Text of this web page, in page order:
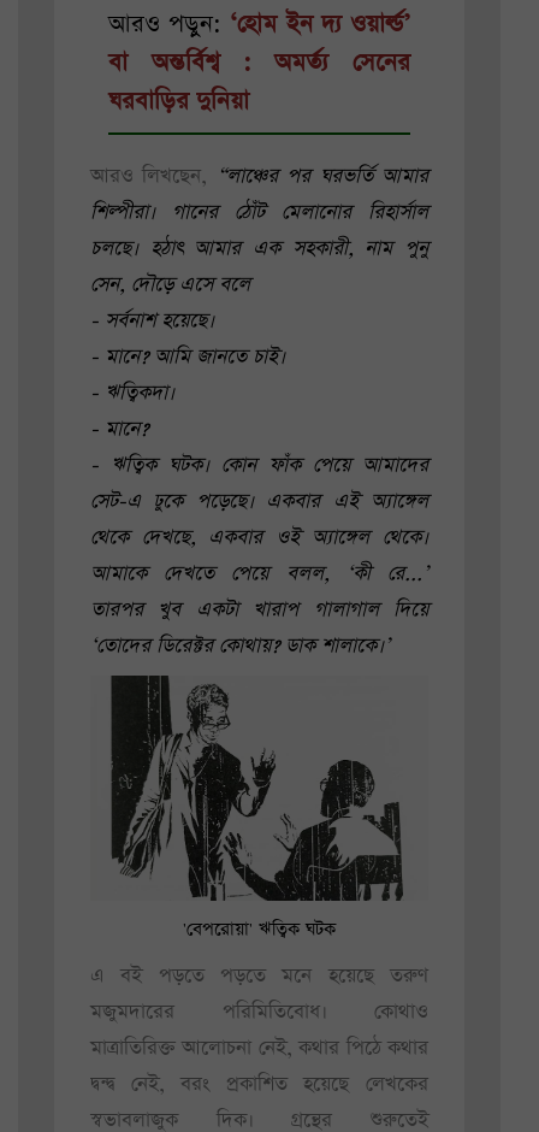
আরও পড়ুন: ‘হোম ইন দ্য ওয়ার্ল্ড’
বা অন্তর্বিশ্ব : অমর্ত্য সেনের
ঘরবাড়ির দুনিয়া
আরও লিখছেন, “লাঞ্চের পর ঘরভর্তি আমার
শিল্পীরা। গানের ঠোঁট মেলানোর রিহার্সাল
চলছে। হঠাৎ আমার এক সহকারী, নাম পুনু
সেন, দৌড়ে এসে বলে
- সর্বনাশ হয়েছে।
- মানে? আমি জানতে চাই।
- ঋত্বিকদা।
- মানে?
- ঋত্বিক ঘটক। কোন ফাঁক পেয়ে আমাদের
সেট-এ ঢুকে পড়েছে। একবার এই অ্যাঙ্গেল
থেকে দেখছে, একবার ওই অ্যাঙ্গেল থেকে।
আমাকে দেখতে পেয়ে বলল, ‘কী রে...’
তারপর খুব একটা খারাপ গালাগাল দিয়ে
‘তোদের ডিরেক্টর কোথায়? ডাক শালাকে।’
'বেপরোয়া' ঋত্বিক ঘটক
এ বই পড়তে পড়তে মনে হয়েছে তরুণ
মজুমদারের পরিমিতিবোধ। কোথাও
মাত্রাতিরিক্ত আলোচনা নেই, কথার পিঠে কথার
দ্বন্দ্ব নেই, বরং প্রকাশিত হয়েছে লেখকের
স্বভাবলাজুক দিক। গ্রন্থের শুরুতেই